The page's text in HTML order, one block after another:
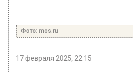
Фото: mos.ru
17 февраля 2025, 22:15